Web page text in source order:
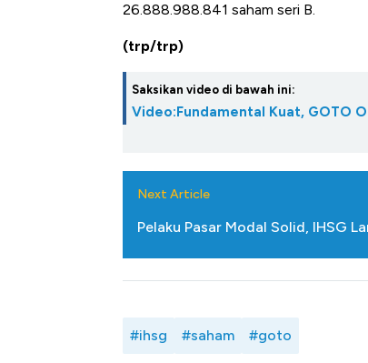
26.888.988.841 saham seri B.
(trp/trp)
Saksikan video di bawah ini:
Video:Fundamental Kuat, GOTO
Next Article
Pelaku Pasar Modal Solid, IHSG
#ihsg #saham #goto